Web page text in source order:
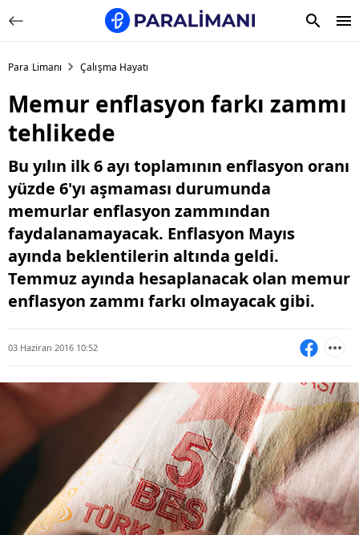
Para Limanı Çalışma Hayatı
Memur enflasyon farkı zammı
tehlikede
Bu yılın ilk 6 ayı toplamının enflasyon oranı
yüzde 6'yı aşmaması durumunda
memurlar enflasyon zammından
faydalanamayacak. Enflasyon Mayıs
ayında beklentilerin altında geldi.
Temmuz ayında hesaplanacak olan memur
enflasyon zammı farkı olmayacak gibi.
03 Haziran 2016 10:52